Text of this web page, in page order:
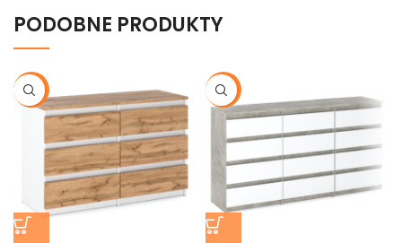
PODOBNE PRODUKTY
-21% -20%